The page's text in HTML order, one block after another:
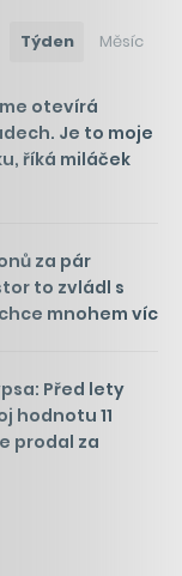
Týden Měsíc
otevírá
Je to moje
říká miláček
za pár
to zvládl s
mnohem víc
Před lety
hodnotu 11
prodal za